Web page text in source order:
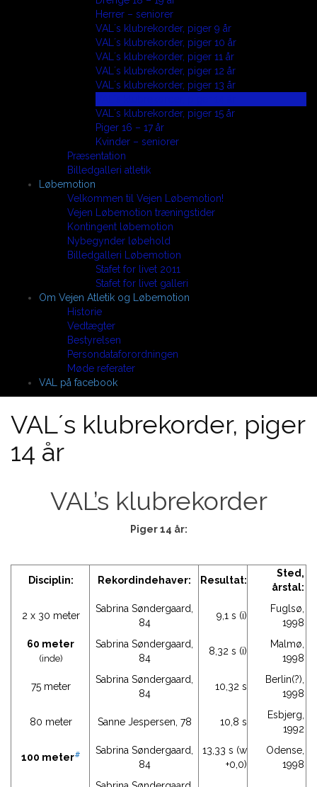
Herrer – seniorer
VAL´s klubrekorder, piger 9 år
VAL´s klubrekorder, piger 10 år
VAL´s klubrekorder, piger 11 år
VAL´s klubrekorder, piger 12 år
VAL´s klubrekorder, piger 13 år
VAL´s klubrekorder, piger 15 år
Piger 16 – 17 år
Kvinder – seniorer
Præsentation
Billedgalleri atletik
Løbemotion
Velkommen til Vejen Løbemotion!
Vejen Løbemotion træningstider
Kontingent løbemotion
Nybegynder løbehold
Billedgalleri Løbemotion
Stafet for livet 2011
Stafet for livet galleri
Om Vejen Atletik og Løbemotion
Historie
Vedtægter
Bestyrelsen
Persondataforordningen
Møde referater
VAL på facebook
VAL´s klubrekorder, piger
14 år
VAL’s klubrekorder
Piger 14 år:
Disciplin: Rekordindehaver: Resultat:
Sted,
årstal:
2 x 30 meter
Sabrina Søndergaard,
84
9,1 s (i)
Fuglsø,
1998
60 meter
(inde)
Sabrina Søndergaard,
84
8,32 s (i)
Malmø,
1998
75 meter
Sabrina Søndergaard,
84
10,32 s
Berlin(?),
1998
80 meter Sanne Jespersen, 78 10,8 s
Esbjerg,
1992
100 meter#
Sabrina Søndergaard,
84
13,33 s (w
+0,0)
Odense,
1998